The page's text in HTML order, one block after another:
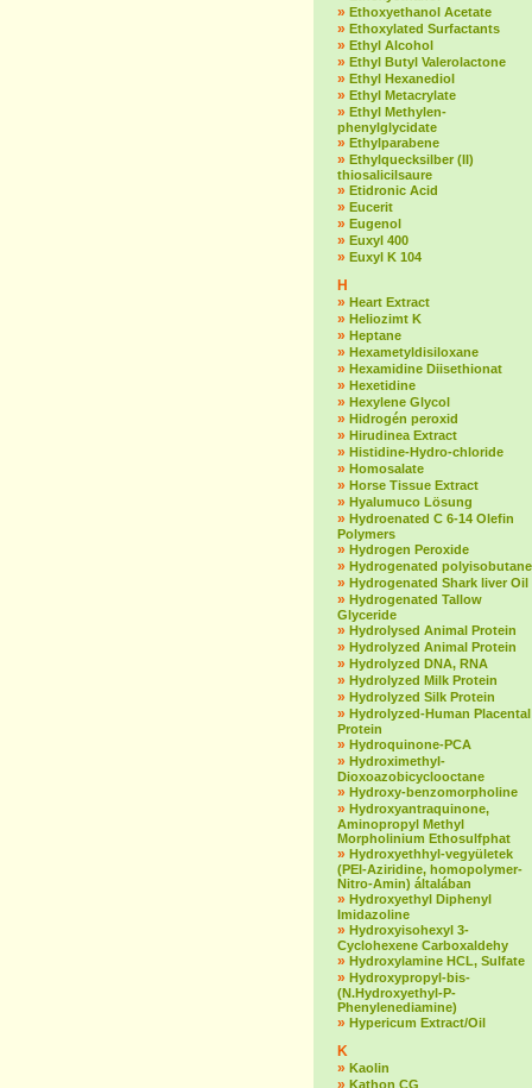
» Ethoxyethanol Acetate
» Ethoxylated Surfactants
» Ethyl Alcohol
» Ethyl Butyl Valerolactone
» Ethyl Hexanediol
» Ethyl Metacrylate
» Ethyl Methylen-
phenylglycidate
» Ethylparabene
» Ethylquecksilber (II)
thiosalicilsaure
» Etidronic Acid
» Eucerit
» Eugenol
» Euxyl 400
» Euxyl K 104
H
» Heart Extract
» Heliozimt K
» Heptane
» Hexametyldisiloxane
» Hexamidine Diisethionat
» Hexetidine
» Hexylene Glycol
» Hidrogén peroxid
» Hirudinea Extract
» Histidine-Hydro-chloride
» Homosalate
» Horse Tissue Extract
» Hyalumuco Lösung
» Hydroenated C 6-14 Olefin
Polymers
» Hydrogen Peroxide
» Hydrogenated polyisobutane
» Hydrogenated Shark liver Oil
» Hydrogenated Tallow
Glyceride
» Hydrolysed Animal Protein
» Hydrolyzed Animal Protein
» Hydrolyzed DNA, RNA
» Hydrolyzed Milk Protein
» Hydrolyzed Silk Protein
» Hydrolyzed-Human Placental
Protein
» Hydroquinone-PCA
» Hydroximethyl-
Dioxoazobicyclooctane
» Hydroxy-benzomorpholine
» Hydroxyantraquinone,
Aminopropyl Methyl
Morpholinium Ethosulfphat
» Hydroxyethhyl-vegyületek
(PEI-Aziridine, homopolymer-
Nitro-Amin) általában
» Hydroxyethyl Diphenyl
Imidazoline
» Hydroxyisohexyl 3-
Cyclohexene Carboxaldehy
» Hydroxylamine HCL, Sulfate
» Hydroxypropyl-bis-
(N.Hydroxyethyl-P-
Phenylenediamine)
» Hypericum Extract/Oil
K
» Kaolin
» Kathon CG